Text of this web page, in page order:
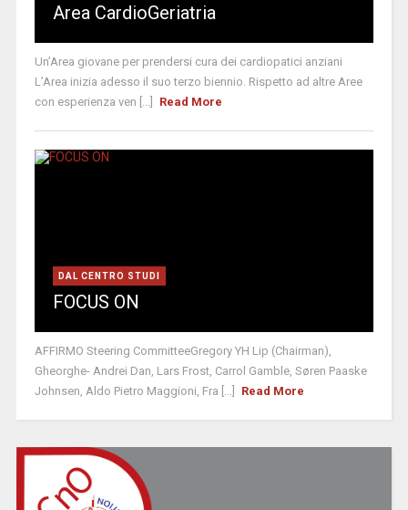
Area CardioGeriatria
Un’Area giovane per prendersi cura dei cardiopatici anziani
L’Area inizia adesso il suo terzo biennio. Rispetto ad altre Aree
con esperienza ven [...]
Read More
DAL CENTRO STUDI
FOCUS ON
AFFIRMO Steering CommitteeGregory YH Lip (Chairman),
Gheorghe- Andrei Dan, Lars Frost, Carrol Gamble, Søren Paaske
Johnsen, Aldo Pietro Maggioni, Fra [...]
Read More